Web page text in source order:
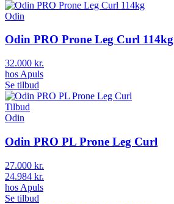
Odin
Odin PRO Prone Leg Curl 114kg
32.000 kr.
hos Apuls
Se tilbud
Tilbud
Odin
Odin PRO PL Prone Leg Curl
27.000 kr.
24.984 kr.
hos Apuls
Se tilbud